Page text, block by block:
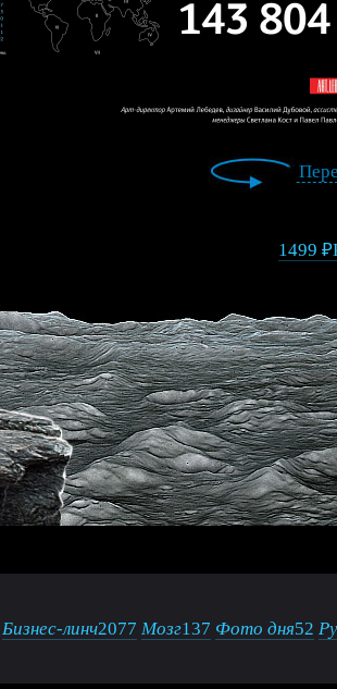
1499 ₽
Бизнес-линч2077 Мозг137 Фото дня52